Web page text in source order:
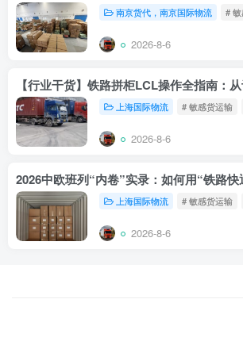
南京货代，南京国际物流 #
2026-8-6
上海国际物流 # 敏感货运输
2026-8-6
上海国际物流 # 敏感货运输
2026-8-6